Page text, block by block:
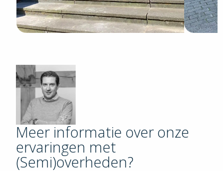
" loading="lazy"
alt="martijn-
reedijk">
Meer informatie over onze
ervaringen met
(Semi)overheden?